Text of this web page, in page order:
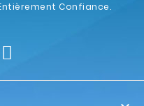
Confiance.